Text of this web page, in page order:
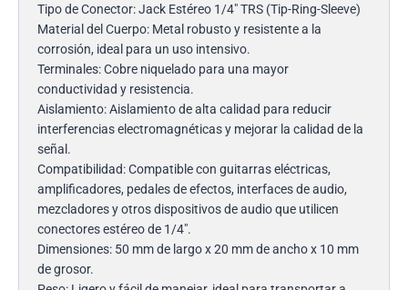
Tipo de Conector: Jack Estéreo 1/4″ TRS (Tip-Ring-Sleeve)
Material del Cuerpo: Metal robusto y resistente a la
corrosión, ideal para un uso intensivo.
Terminales: Cobre niquelado para una mayor
conductividad y resistencia.
Aislamiento: Aislamiento de alta calidad para reducir
interferencias electromagnéticas y mejorar la calidad de la
señal.
Compatibilidad: Compatible con guitarras eléctricas,
amplificadores, pedales de efectos, interfaces de audio,
mezcladores y otros dispositivos de audio que utilicen
conectores estéreo de 1/4″.
Dimensiones: 50 mm de largo x 20 mm de ancho x 10 mm
de grosor.